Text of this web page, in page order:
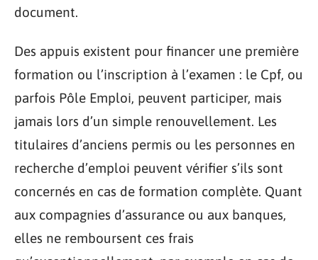
document.
Des appuis existent pour financer une première
formation ou l’inscription à l’examen : le Cpf, ou
parfois Pôle Emploi, peuvent participer, mais
jamais lors d’un simple renouvellement. Les
titulaires d’anciens permis ou les personnes en
recherche d’emploi peuvent vérifier s’ils sont
concernés en cas de formation complète. Quant
aux compagnies d’assurance ou aux banques,
elles ne remboursent ces frais